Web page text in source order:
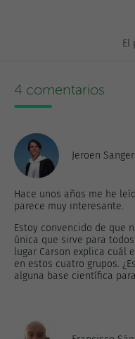
El
4 comentarios
Jeroen
Hace unos años me he
parece muy interesante.
Estoy convencido de que
única que sirve para
lugar Carson explica cuál
en estos cuatro grupos.
alguna base científica